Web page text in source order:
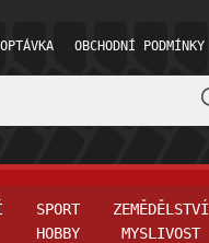
OBCHODNÍ PODMÍNKY
SPORT
HOBBY
ZEMĚDĚLSTVÍ
MYSLIVOST